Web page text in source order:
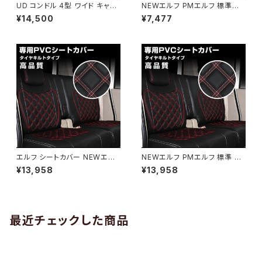
UD コンドル 4型 ワイド キャブ
H19/1-H24/10 カバー ダイヤ
ステッチ ブラック キルト 艶無し
¥14,500
NEWエルフ PMエルフ 標準キャ
ブ いすゞ H05.08-H18.12 車
シートカバー ダイヤカット ステ
¥7,477
エルフ シートカバー NEWエル
フ PMエルフ 標準 いすゞ H05.
08-H18.12 車シートカバー運
¥13,958
NEWエルフ PMエルフ 標準 車
シートカバー H05.08-H18.12
センタ一体型運転+助手席ダイ
¥13,958
最近チェックした商品